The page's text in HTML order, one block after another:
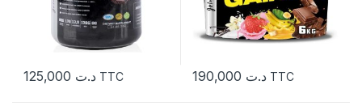
د.ت TTC د.ت TTC